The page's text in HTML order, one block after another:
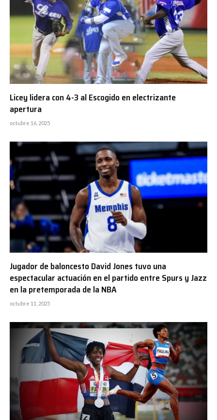
Licey lidera con 4-3 al Escogido en electrizante
apertura
octubre 16, 2025
Jugador de baloncesto David Jones tuvo una
espectacular actuación en el partido entre Spurs y Jazz
en la pretemporada de la NBA
octubre 11, 2025